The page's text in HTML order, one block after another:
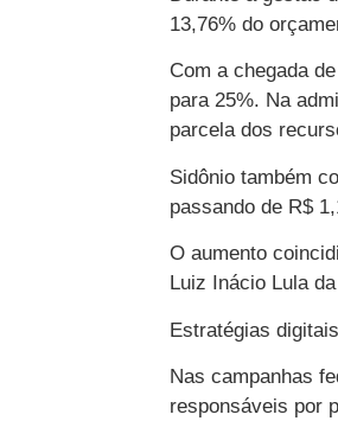
13,76% do
Com a chegada
para 25%. Na
parcela dos
Sidônio também
passando de R$
O aumento
Luiz Inácio Lula
Estratégias
Nas campanhas
responsáveis por